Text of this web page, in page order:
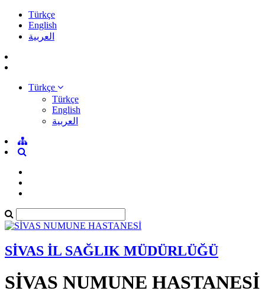
Türkçe
English
العربية
Türkçe
Türkçe
English
العربية
SİVAS İL SAĞLIK MÜDÜRLÜĞÜ
SİVAS NUMUNE HASTANESİ